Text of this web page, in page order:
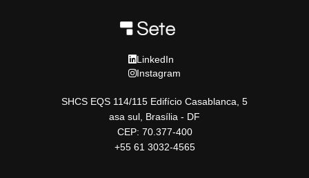
LinkedIn
Instagram
SHCS EQS 114/115 Edifício Casablanca, 5
asa sul, Brasília - DF
CEP: 70.377-400
+55 61 3032-4565